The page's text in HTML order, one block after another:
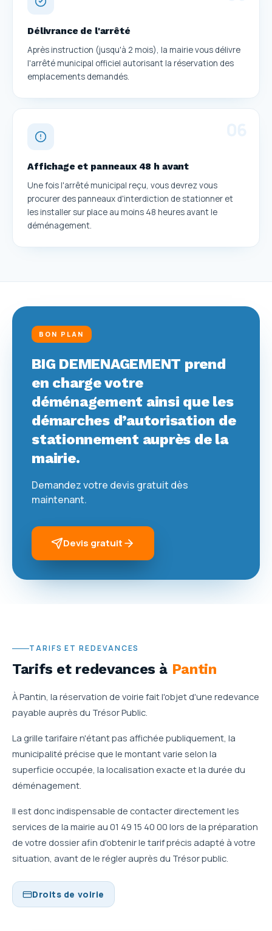
Délivrance de l'arrêté
Après instruction (jusqu'à 2 mois), la mairie vous délivre
l'arrêté municipal officiel autorisant la réservation des
emplacements demandés.
Affichage et panneaux 48 h avant
Une fois l'arrêté municipal reçu, vous devrez vous
procurer des panneaux d'interdiction de stationner et
les installer sur place au moins 48 heures avant le
déménagement.
BON PLAN
BIG DEMENAGEMENT prend
en charge votre
déménagement ainsi que les
démarches d’autorisation de
stationnement auprès de la
mairie.
Demandez votre devis gratuit dès
maintenant.
Devis gratuit
TARIFS ET REDEVANCES
Tarifs et redevances à Pantin
À Pantin, la réservation de voirie fait l'objet d'une redevance
payable auprès du Trésor Public.
La grille tarifaire n'étant pas affichée publiquement, la
municipalité précise que le montant varie selon la
superficie occupée, la localisation exacte et la durée du
déménagement.
Il est donc indispensable de contacter directement les
services de la mairie au 01 49 15 40 00 lors de la préparation
de votre dossier afin d'obtenir le tarif précis adapté à votre
situation, avant de le régler auprès du Trésor public.
Droits de voirie